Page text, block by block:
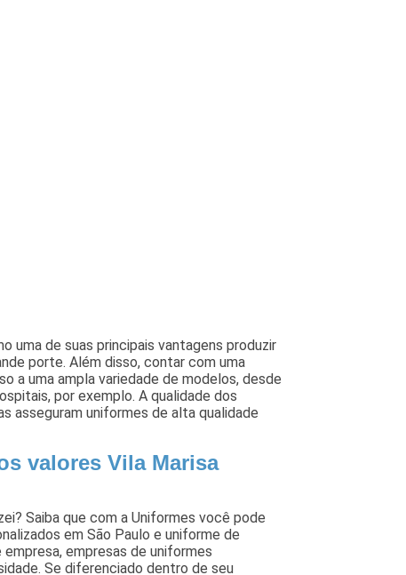
uma de suas principais vantagens produzir
porte. Além disso, contar com uma
a uma ampla variedade de modelos, desde
por exemplo. A qualidade dos
asseguram uniformes de alta qualidade
valores Vila Marisa
Saiba que com a Uniformes você pode
em São Paulo e uniforme de
empresas de uniformes
Se diferenciado dentro de seu